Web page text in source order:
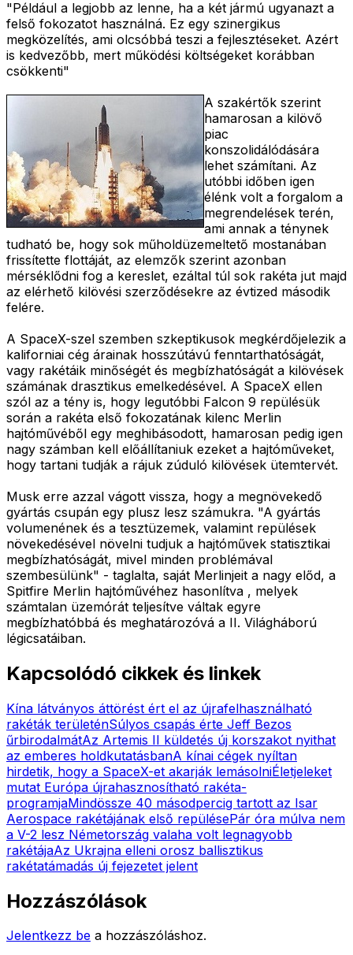
"Például a legjobb az lenne, ha a két jármú ugyanazt a
felső fokozatot használná. Ez egy szinergikus
megközelítés, ami olcsóbbá teszi a fejlesztéseket. Azért
is kedvezőbb, mert működési költségeket korábban
csökkenti"
A szakértők szerint
hamarosan a kilövő
piac
konszolidálódására
lehet számítani. Az
utóbbi időben igen
élénk volt a forgalom a
megrendelések terén,
ami annak a ténynek
tudható be, hogy sok műholdüzemeltető mostanában
frissítette flottáját, az elemzők szerint azonban
mérséklődni fog a kereslet, ezáltal túl sok rakéta jut majd
az elérhető kilövési szerződésekre az évtized második
felére.
A SpaceX-szel szemben szkeptikusok megkérdőjelezik a
kaliforniai cég árainak hosszútávú fenntarthatóságát,
vagy rakétáik minőségét és megbízhatóságát a kilövések
számának drasztikus emelkedésével. A SpaceX ellen
szól az a tény is, hogy legutóbbi Falcon 9 repülésük
során a rakéta első fokozatának kilenc Merlin
hajtóművéből egy meghibásodott, hamarosan pedig igen
nagy számban kell előállítaniuk ezeket a hajtóműveket,
hogy tartani tudják a rájuk zúduló kilövések ütemtervét.
Musk erre azzal vágott vissza, hogy a megnövekedő
gyártás csupán egy plusz lesz számukra. "A gyártás
volumenének és a tesztüzemek, valamint repülések
növekedésével növelni tudjuk a hajtóművek statisztikai
megbízhatóságát, mivel minden problémával
szembesülünk" - taglalta, saját Merlinjeit a nagy előd, a
Spitfire Merlin hajtóművéhez hasonlítva , melyek
számtalan üzemórát teljesítve váltak egyre
megbízhatóbbá és meghatározóvá a II. Világháború
légicsatáiban.
Kapcsolódó cikkek és linkek
Kína látványos áttörést ért el az újrafelhasználható
rakéták területénSúlyos csapás érte Jeff Bezos
űrbirodalmátAz Artemis II küldetés új korszakot nyithat
az emberes holdkutatásbanA kínai cégek nyíltan
hirdetik, hogy a SpaceX-et akarják lemásolniÉletjeleket
mutat Európa újrahasznosítható rakéta-
programjaMindössze 40 másodpercig tartott az Isar
Aerospace rakétájának első repülésePár óra múlva nem
a V-2 lesz Németország valaha volt legnagyobb
rakétájaAz Ukrajna elleni orosz ballisztikus
rakétatámadás új fejezetet jelent
Hozzászólások
Jelentkezz be a hozzászóláshoz.